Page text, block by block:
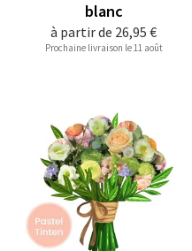
à partir de 26,95 €
blanc
Prochaine livraison le 11 août